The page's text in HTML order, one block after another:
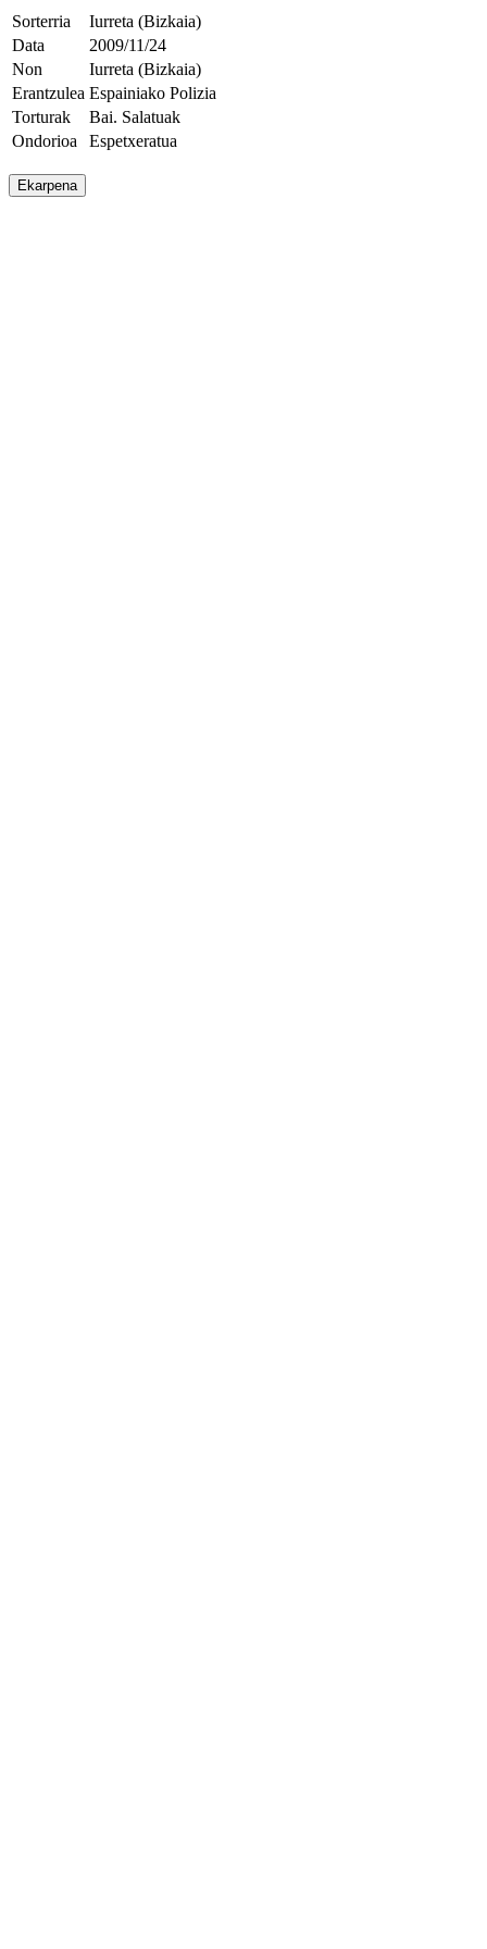
Sorterria
Iurreta (Bizkaia)
Data
2009/11/24
Non
Iurreta (Bizkaia)
Erantzulea Espainiako Polizia
Torturak
Bai. Salatuak
Ondorioa
Espetxeratua